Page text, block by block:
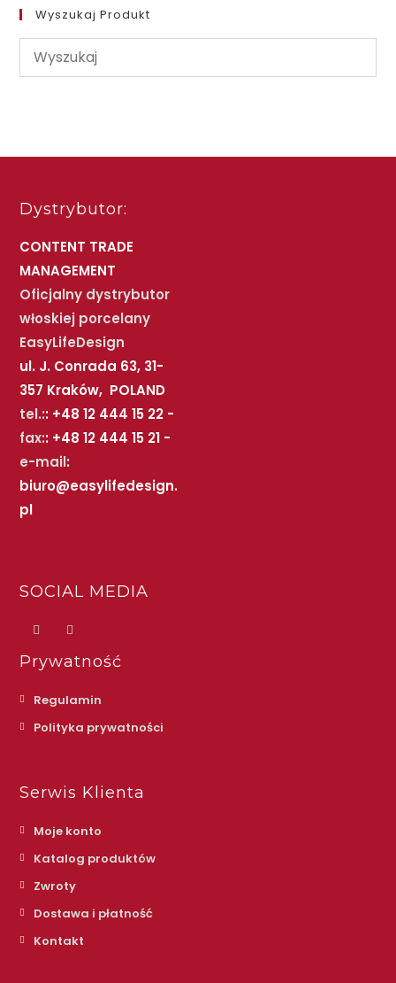
Wyszukaj Produkt
Dystrybutor:
CONTENT TRADE
MANAGEMENT
Oficjalny dystrybutor
włoskiej porcelany
EasyLifeDesign
ul. J. Conrada 63, 31-
357 Kraków, POLAND
tel.:: +48 12 444 15 22 -
fax:: +48 12 444 15 21 -
e-mail:
biuro@easylifedesign.
pl
SOCIAL MEDIA
Prywatność
Regulamin
Polityka prywatności
Serwis Klienta
Moje konto
Katalog produktów
Zwroty
Dostawa i płatność
Kontakt